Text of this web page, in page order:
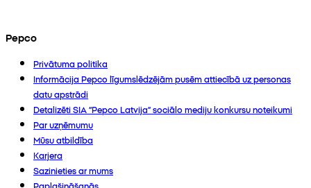
Pepco
Privātuma politika
Informācija Pepco līgumslēdzējām pusēm attiecībā uz personas
datu apstrādi
Detalizēti SIA “Pepco Latvija” sociālo mediju konkursu noteikumi
Par uzņēmumu
Mūsu atbildība
Karjera
Sazinieties ar mums
Paplašināšanās